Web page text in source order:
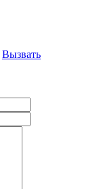
Вызвать